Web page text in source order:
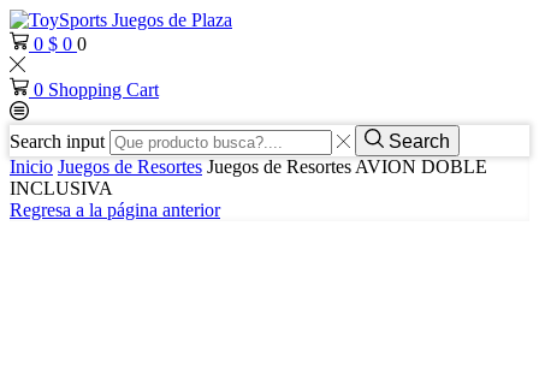
0 $ 0 0
0 Shopping Cart
Search input
Search
Inicio Juegos de Resortes Juegos de Resortes AVION DOBLE
INCLUSIVA
Regresa a la página anterior